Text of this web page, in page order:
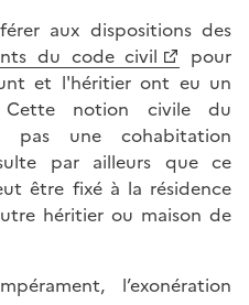
aux dispositions des
du code civil
pour
et l'héritier ont eu un
Cette notion civile du
pas une cohabitation
par ailleurs que ce
être fixé à la résidence
héritier ou maison de
l’exonération